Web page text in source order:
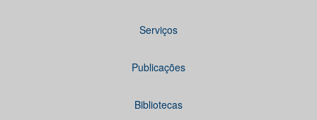
Serviços
Publicações
Bibliotecas